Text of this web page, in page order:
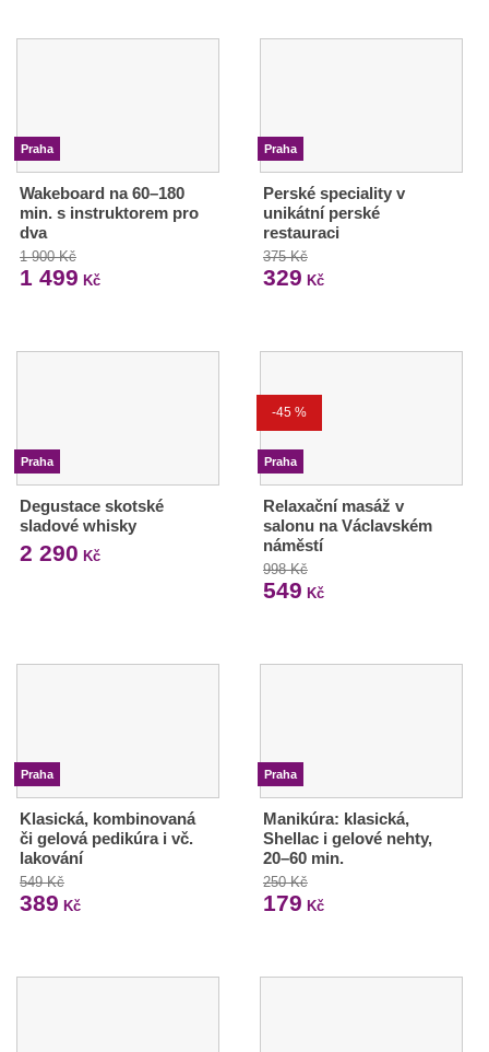
Praha
Wakeboard na 60–180
min. s instruktorem pro
dva
1 900 Kč
1 499 Kč
Praha
Perské speciality v
unikátní perské
restauraci
375 Kč
329 Kč
Praha
Degustace skotské
sladové whisky
2 290 Kč
-45 %
Praha
Relaxační masáž v
salonu na Václavském
náměstí
998 Kč
549 Kč
Praha
Klasická, kombinovaná
či gelová pedikúra i vč.
lakování
549 Kč
389 Kč
Praha
Manikúra: klasická,
Shellac i gelové nehty,
20–60 min.
250 Kč
179 Kč